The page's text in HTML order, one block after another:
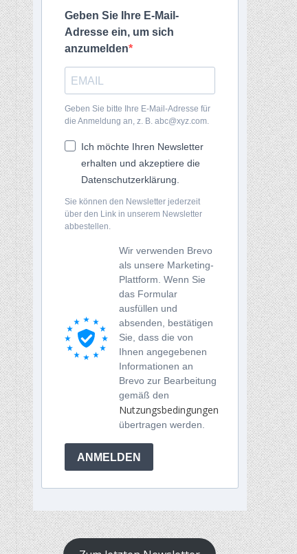
Geben Sie Ihre E-Mail-
Adresse ein, um sich
anzumelden
Geben Sie bitte Ihre E-Mail-Adresse für
die Anmeldung an, z. B. abc@xyz.com.
Ich möchte Ihren Newsletter
erhalten und akzeptiere die
Datenschutzerklärung.
Sie können den Newsletter jederzeit
über den Link in unserem Newsletter
abbestellen.
Wir verwenden Brevo
als unsere Marketing-
Plattform. Wenn Sie
das Formular
ausfüllen und
absenden, bestätigen
Sie, dass die von
Ihnen angegebenen
Informationen an
Brevo zur Bearbeitung
gemäß den
Nutzungsbedingungen
übertragen werden.
ANMELDEN